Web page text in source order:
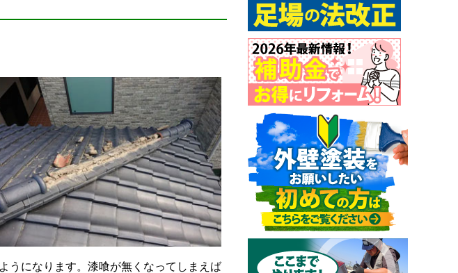
うになります。漆喰が無くなってしまえば